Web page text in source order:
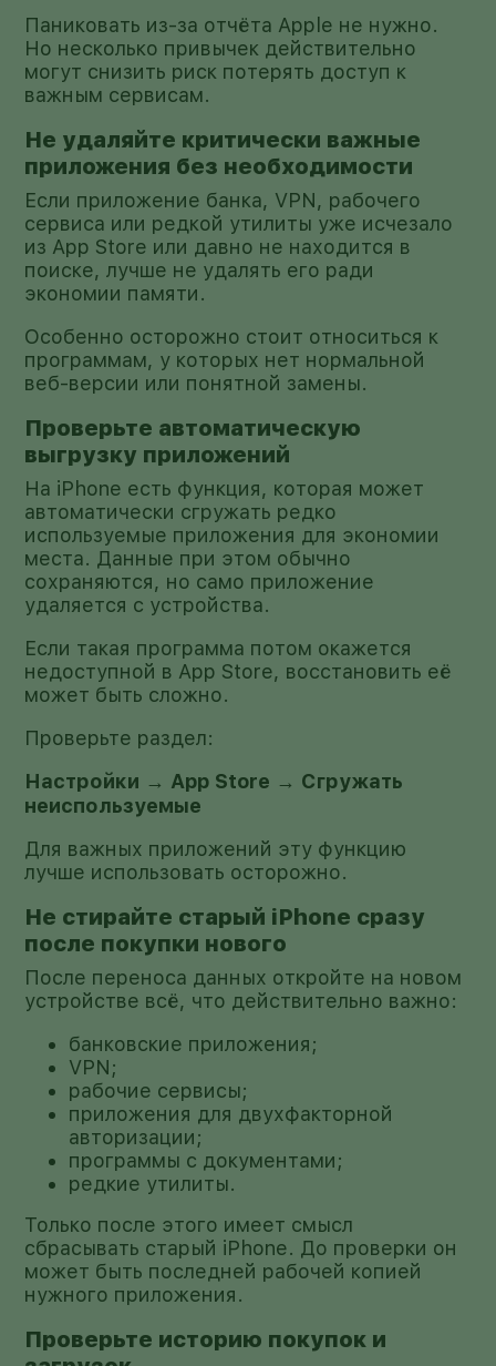
Паниковать из-за отчёта Apple не нужно.
Но несколько привычек действительно
могут снизить риск потерять доступ к
важным сервисам.
Не удаляйте критически важные
приложения без необходимости
Если приложение банка, VPN, рабочего
сервиса или редкой утилиты уже исчезало
из App Store или давно не находится в
поиске, лучше не удалять его ради
экономии памяти.
Особенно осторожно стоит относиться к
программам, у которых нет нормальной
веб-версии или понятной замены.
Проверьте автоматическую
выгрузку приложений
На iPhone есть функция, которая может
автоматически сгружать редко
используемые приложения для экономии
места. Данные при этом обычно
сохраняются, но само приложение
удаляется с устройства.
Если такая программа потом окажется
недоступной в App Store, восстановить её
может быть сложно.
Проверьте раздел:
Настройки → App Store → Сгружать
неиспользуемые
Для важных приложений эту функцию
лучше использовать осторожно.
Не стирайте старый iPhone сразу
после покупки нового
После переноса данных откройте на новом
устройстве всё, что действительно важно:
банковские приложения;
VPN;
рабочие сервисы;
приложения для двухфакторной
авторизации;
программы с документами;
редкие утилиты.
Только после этого имеет смысл
сбрасывать старый iPhone. До проверки он
может быть последней рабочей копией
нужного приложения.
Проверьте историю покупок и